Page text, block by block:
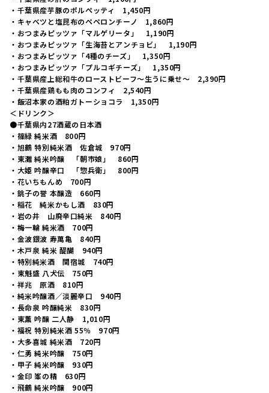
・千葉県産芋豚のポルペッティ 1,450円
・キャベツと塩昆布のペペロンチーノ 1,860円
・おつまみピッツァ「マルゲリータ」 1,190円
・おつまみピッツァ「生海苔とアンチョビ」 1,190円
・おつまみピッツァ「4種のチーズ」 1,350円
・おつまみピッツァ「プルコギチーズ」 1,350円
・千葉県産上総和牛のローストビーフ～生うに乗せ～ 2,390円
・千葉県産鶏もも肉のコンフィ 2,540円
・飯沼本家の酒粕ガトーショコラ 1,350円
＜ドリンク＞
●千葉県内27酒蔵の日本酒
・篠緑 純米酒 800円
・旭鶴 特別純米酒 佐倉城 970円
・東灘 純米吟醸 「朝市娘」 860円
・大姫 吟醸辛口 「惣兵衛」 800円
・花いちもんめ 700円
・銚子の誉 本醸造 660円
・稲花 純米かもし酒 830円
・岩の井 山廃辛口純米 840円
・梅一輪 純米酒 700円
・金波銀波 寿萬亀 840円
・木戸泉 純米 醍醐 940円
・特別純米酒 関宿城 740円
・東魁盛 八犬伝 750円
・祥兆 原酒 810円
・純米吟醸酒／淡麗辛口 940円
・長命泉 吟醸純米 830円
・東薫 吟醸 二人静 1,010円
・福祝 特別純米酒 55％ 970円
・大多喜城 純米酒 720円
・仁勇 純米吟醸 750円
・甲子 純米吟醸 930円
・金印 峯の精 630円
・飛鶴 純米吟醸 900円